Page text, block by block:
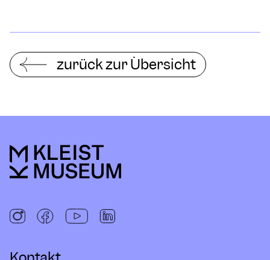
zurück zur Übersicht